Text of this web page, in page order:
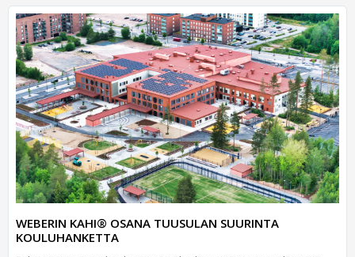
WEBERIN KAHI® OSANA TUUSULAN SUURINTA
KOULUHANKETTA